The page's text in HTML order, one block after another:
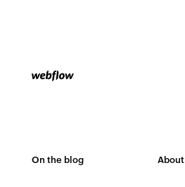
On the blog About